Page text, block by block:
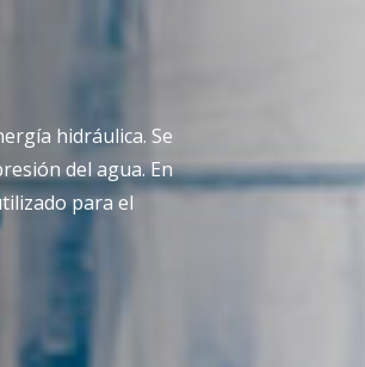
hidráulica. Se
del agua. En
para el